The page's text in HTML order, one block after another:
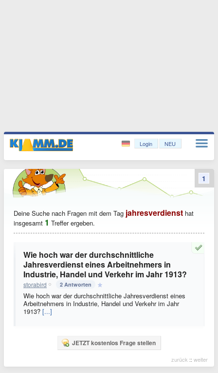
Login NEU
Deine Suche nach Fragen mit dem Tag jahresverdienst hat
insgesamt 1 Treffer ergeben.
Wie hoch war der durchschnittliche
Jahresverdienst eines Arbeitnehmers in
Industrie, Handel und Verkehr im Jahr 1913?
storabird 2 Antworten
Wie hoch war der durchschnittliche Jahresverdienst eines
Arbeitnehmers in Industrie, Handel und Verkehr im Jahr
1913? [...]
JETZT kostenlos Frage stellen
zurück :: weiter
1